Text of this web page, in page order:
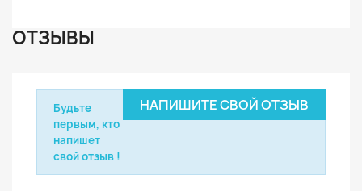
ОТЗЫВЫ
НАПИШИТЕ СВОЙ ОТЗЫВ
Будьте
первым, кто
напишет
свой отзыв !